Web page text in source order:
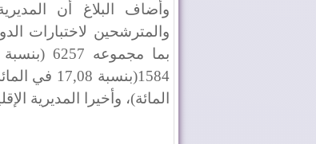
وأضاف البلاغ أن
والمترشحين لاختبارات
المائة)، وأخيرا المديرية الإقليمية طرفاية